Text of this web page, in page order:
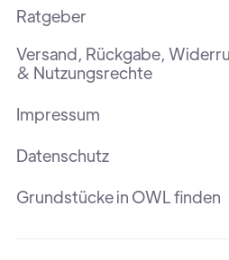
Ratgeber
Versand, Rückgabe,
& Nutzungsrechte
Impressum
Datenschutz
Grundstücke in OWL finden